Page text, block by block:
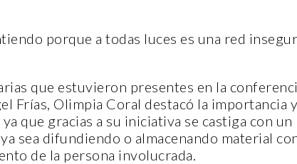
porque a todas luces es una red
que estuvieron presentes en la
Frías, Olimpia Coral destacó la importancia y
que gracias a su iniciativa se castiga con un
sea difundiendo o almacenando material
de la persona involucrada.
CASA INDI
FELIPE